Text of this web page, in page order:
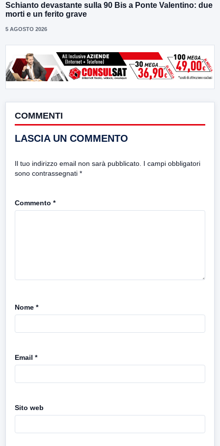
Schianto devastante sulla 90 Bis a Ponte Valentino: due
morti e un ferito grave
5 AGOSTO 2026
COMMENTI
LASCIA UN COMMENTO
Il tuo indirizzo email non sarà pubblicato. I campi obbligatori
sono contrassegnati *
Commento *
Nome *
Email *
Sito web